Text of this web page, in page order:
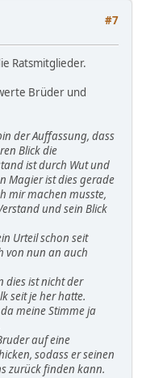
#7
Ratsmitglieder.
Brüder und
der Auffassung, dass
Blick die
ist durch Wut und
Magier ist dies gerade
mir machen musste,
und sein Blick
Urteil schon seit
von nun an auch
dies ist nicht der
seit je her hatte.
meine Stimme ja
auf eine
sodass er seinen
zurück finden kann.